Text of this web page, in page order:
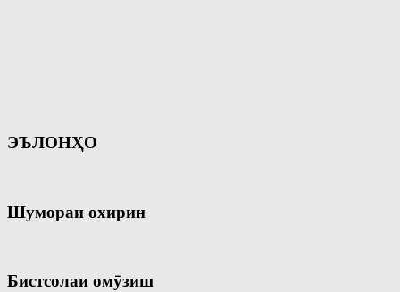
ЭЪЛОНҲО
Шумораи охирин
Бистсолаи омӯзиш